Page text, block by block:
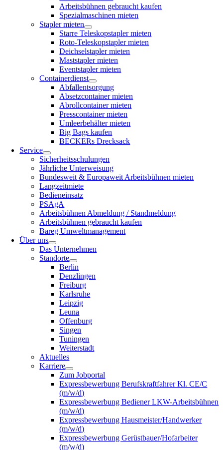
Arbeitsbühnen gebraucht kaufen
Spezialmaschinen mieten
Stapler mieten
Starre Teleskopstapler mieten
Roto-Teleskopstapler mieten
Deichselstapler mieten
Maststapler mieten
Eventstapler mieten
Containerdienst
Abfallentsorgung
Absetzcontainer mieten
Abrollcontainer mieten
Presscontainer mieten
Umleerbehälter mieten
Big Bags kaufen
BECKERs Drecksack
Service
Sicherheitsschulungen
Jährliche Unterweisung
Bundesweit & Europaweit Arbeitsbühnen mieten
Langzeitmiete
Bedieneinsatz
PSAgA
Arbeitsbühnen Abmeldung / Standmeldung
Arbeitsbühnen gebraucht kaufen
Bareg Umweltmanagement
Über uns
Das Unternehmen
Standorte
Berlin
Denzlingen
Freiburg
Karlsruhe
Leipzig
Leuna
Offenburg
Singen
Tuningen
Weiterstadt
Aktuelles
Karriere
Zum Jobportal
Expressbewerbung Berufskraftfahrer Kl. CE/C
(m/w/d)
Expressbewerbung Bediener LKW-Arbeitsbühnen
(m/w/d)
Expressbewerbung Hausmeister/Handwerker
(m/w/d)
Expressbewerbung Gerüstbauer/Hofarbeiter
(m/w/d)